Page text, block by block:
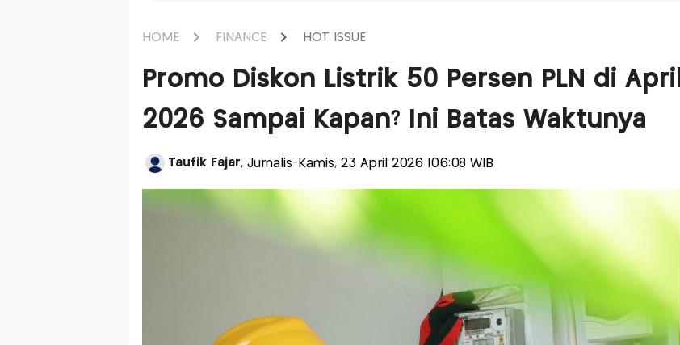
HOME FINANCE HOT ISSUE
Promo Diskon Listrik 50 Persen PLN di April
2026 Sampai Kapan? Ini Batas Waktunya
Taufik Fajar, Jurnalis-Kamis, 23 April 2026 |06:08 WIB